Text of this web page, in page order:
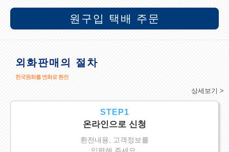
원구입 택배 주문
외화판매의 절차
한국원화를 엔화로 환전
상세보기 >
STEP1
온라인으로 신청
환전내용, 고객정보를